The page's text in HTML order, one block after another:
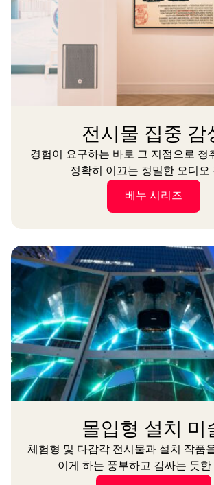
전시물 집중 감
경험이 요구하는 바로 그 지점으로 청
정확히 이끄는 정밀한 오디오
베누 시리즈
몰입형 설치 미
체험형 및 다감각 전시물과 설치 작품
이게 하는 풍부하고 감싸는 듯한